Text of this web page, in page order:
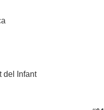
del Infant